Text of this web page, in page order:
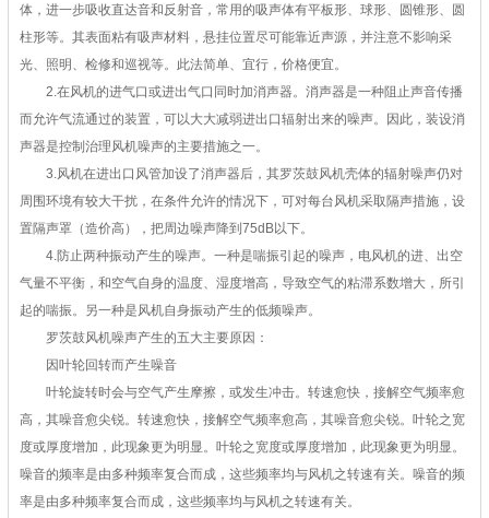
体，进一步吸收直达音和反射音，常用的吸声体有平板形、球形、圆锥形、圆
柱形等。其表面粘有吸声材料，悬挂位置尽可能靠近声源，并注意不影响采
光、照明、检修和巡视等。此法简单、宜行，价格便宜。
2.在风机的进气口或进出气口同时加消声器。消声器是一种阻止声音传播
而允许气流通过的装置，可以大大减弱进出口辐射出来的噪声。因此，装设消
声器是控制治理风机噪声的主要措施之一。
3.风机在进出口风管加设了消声器后，其罗茨鼓风机壳体的辐射噪声仍对
周围环境有较大干扰，在条件允许的情况下，可对每台风机采取隔声措施，设
置隔声罩（造价高），把周边噪声降到75dB以下。
4.防止两种振动产生的噪声。一种是喘振引起的噪声，电风机的进、出空
气量不平衡，和空气自身的温度、湿度增高，导致空气的粘滞系数增大，所引
起的喘振。另一种是风机自身振动产生的低频噪声。
罗茨鼓风机噪声产生的五大主要原因：
因叶轮回转而产生噪音
叶轮旋转时会与空气产生摩擦，或发生冲击。转速愈快，接解空气频率愈
高，其噪音愈尖锐。转速愈快，接解空气频率愈高，其噪音愈尖锐。叶轮之宽
度或厚度增加，此现象更为明显。叶轮之宽度或厚度增加，此现象更为明显。
噪音的频率是由多种频率复合而成，这些频率均与风机之转速有关。噪音的频
率是由多种频率复合而成，这些频率均与风机之转速有关。